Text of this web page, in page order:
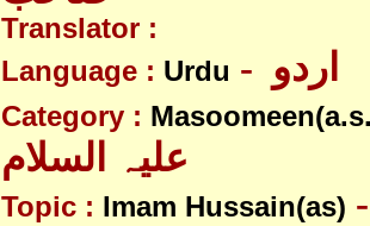
Translator :
Language : Urdu
Category :
Topic : Imam Hussain(as)